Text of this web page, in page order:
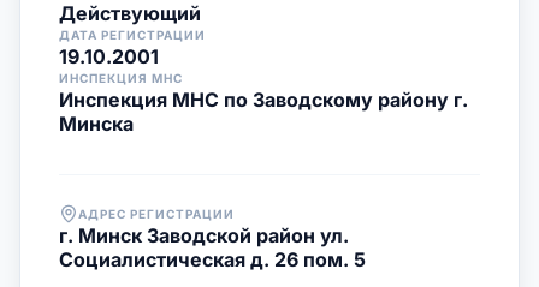
Действующий
ДАТА РЕГИСТРАЦИИ
19.10.2001
ИНСПЕКЦИЯ МНС
Инспекция МНС по Заводскому району г.
Минска
АДРЕС РЕГИСТРАЦИИ
г. Минск Заводской район ул.
Социалистическая д. 26 пом. 5